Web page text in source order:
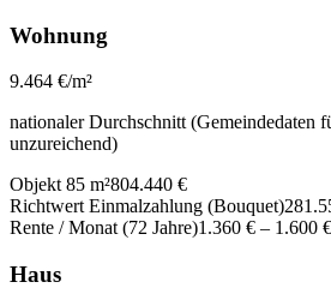
Wohnung
9.464 €/m²
nationaler Durchschnitt (Gemeindedaten
unzureichend)
Objekt 85 m²804.440 €
Richtwert Einmalzahlung (Bouquet)
Rente / Monat (72 Jahre)1.360 € – 1.600 €
Haus